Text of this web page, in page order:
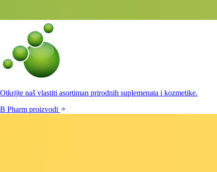
Otkrijte naš vlastiti asortiman prirodnih suplemenata i kozmetike.
B Pharm proizvodi